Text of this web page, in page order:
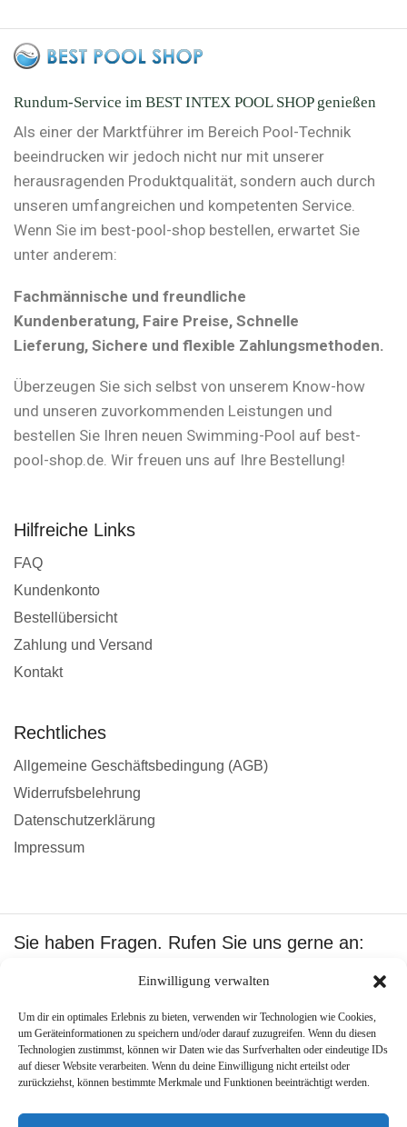
Einwilligung verwalten
Um dir ein optimales Erlebnis zu bieten, verwenden wir Technologien wie Cookies,
um Geräteinformationen zu speichern und/oder darauf zuzugreifen. Wenn du diesen
Technologien zustimmst, können wir Daten wie das Surfverhalten oder eindeutige IDs
auf dieser Website verarbeiten. Wenn du deine Einwilligung nicht erteilst oder
zurückziehst, können bestimmte Merkmale und Funktionen beeinträchtigt werden.
Rundum-Service im BEST INTEX POOL SHOP genießen
Als einer der Marktführer im Bereich Pool-Technik
beeindrucken wir jedoch nicht nur mit unserer
herausragenden Produktqualität, sondern auch durch
unseren umfangreichen und kompetenten Service.
Wenn Sie im best-pool-shop bestellen, erwartet Sie
unter anderem:
Fachmännische und freundliche
Kundenberatung, Faire Preise, Schnelle
Lieferung, Sichere und flexible Zahlungsmethoden.
Überzeugen Sie sich selbst von unserem Know-how
und unseren zuvorkommenden Leistungen und
bestellen Sie Ihren neuen Swimming-Pool auf best-
pool-shop.de. Wir freuen uns auf Ihre Bestellung!
Hilfreiche Links
FAQ
Kundenkonto
Bestellübersicht
Zahlung und Versand
Kontakt
Rechtliches
Allgemeine Geschäftsbedingung (AGB)
Widerrufsbelehrung
Datenschutzerklärung
Impressum
Sie haben Fragen. Rufen Sie uns gerne an:
+49 1601512402
Wir akzeptieren:
Copyright ©Best Pool Shop.Created by –PJone OMS